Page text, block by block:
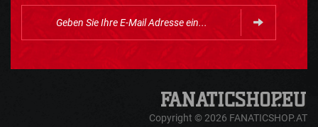
Copyright © 2026 FANATICSHOP.AT